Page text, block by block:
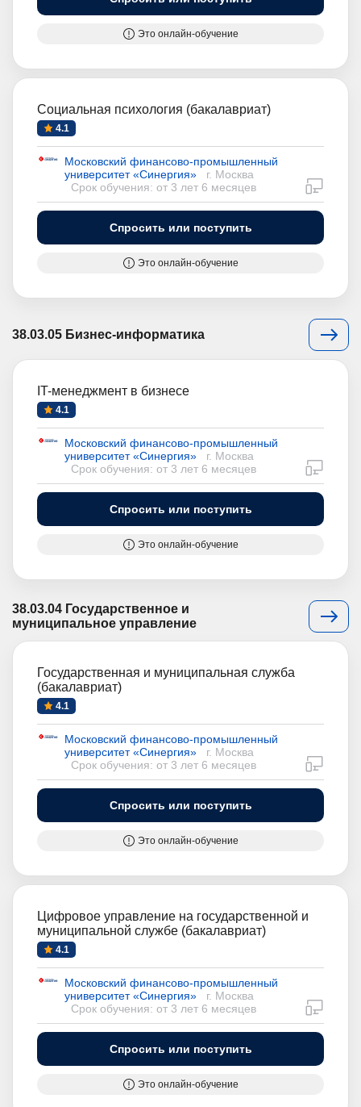
Это онлайн-обучение
Социальная психология (бакалавриат)
4.1
Московский финансово-промышленный
университет «Синергия»
г. Москва
Срок обучения: от 3 лет 6 месяцев
Спросить или поступить
Это онлайн-обучение
38.03.05 Бизнес-информатика
IT-менеджмент в бизнесе
4.1
Московский финансово-промышленный
университет «Синергия»
г. Москва
Срок обучения: от 3 лет 6 месяцев
Спросить или поступить
Это онлайн-обучение
38.03.04 Государственное и
муниципальное управление
Государственная и муниципальная служба
(бакалавриат)
4.1
Московский финансово-промышленный
университет «Синергия»
г. Москва
Срок обучения: от 3 лет 6 месяцев
Спросить или поступить
Это онлайн-обучение
Цифровое управление на государственной и
муниципальной службе (бакалавриат)
4.1
Московский финансово-промышленный
университет «Синергия»
г. Москва
Срок обучения: от 3 лет 6 месяцев
Спросить или поступить
Это онлайн-обучение